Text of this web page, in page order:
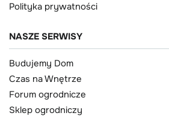
Polityka prywatności
NASZE SERWISY
Budujemy Dom
Czas na Wnętrze
Forum ogrodnicze
Sklep ogrodniczy